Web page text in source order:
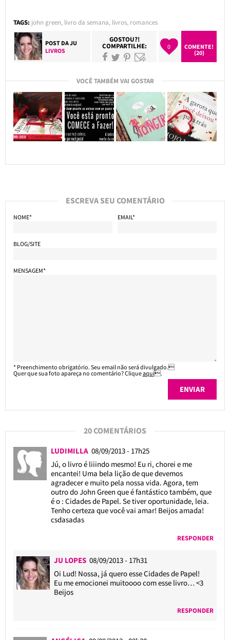
TAGS: john green, livro da semana, livros, romances
POST DAJU
LIVROS
GOSTOU?!
COMPARTILHE: 0
COMENTE!
(20)
VOCÊ TAMBÉM VAI GOSTAR
ESCREVA SEU COMENTÁRIO
NOME* EMAIL*
BLOG/SITE
MENSAGEM*
* Preenchimento obrigatório. Seu email não será divulgado.
Quer que sua foto apareça no comentário? Cliqueaqui.
20 COMENTÁRIOS
LUDIMILLA 08/09/2013 - 17h25
Jú, o livro é liiindo mesmo! Eu ri, chorei e me
encantei! Uma bela lição de que devemos
agradecer e muito pela nossa vida. Agora, tem
outro do John Green que é fantástico também, que
é o : Cidades de Papel. Se tiver oportunidade, leia.
Tenho certeza que você vai amar! Beijos amada!
csdasadas
RESPONDER
JU LOPES 08/09/2013 - 17h31
Oi Lud! Nossa, já quero esse Cidades de Papel!
Eu me emocionei muitoooo com esse livro… <3
Beijos
RESPONDER